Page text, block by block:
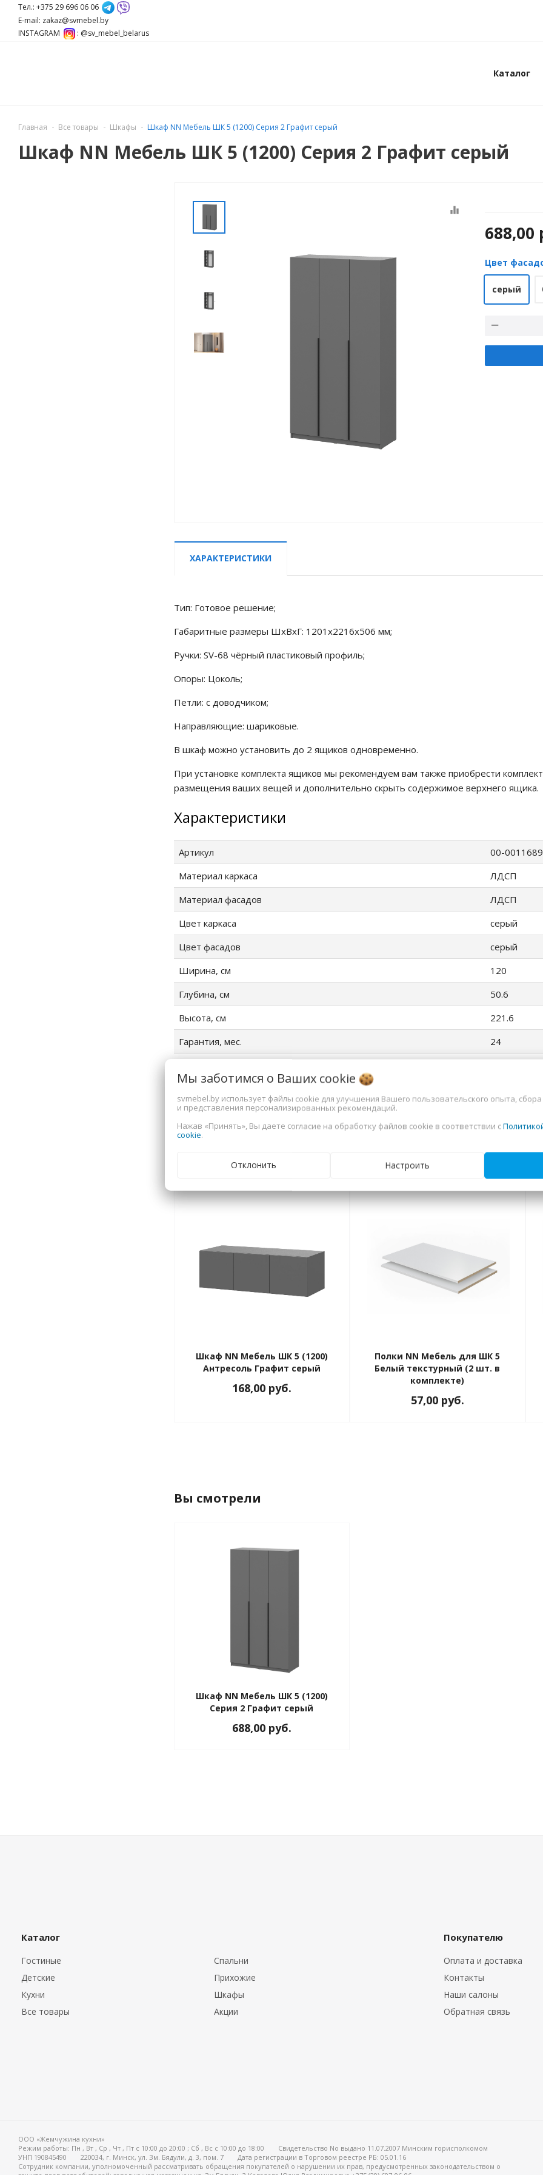
Тел.: +375 29 696 06 06
E-mail: zakaz@svmebel.by
INSTAGRAM
: @sv_mebel_belarus
Каталог
Главная Все товары Шкафы Шкаф NN Мебель ШК 5 (1200) Серия 2 Графит серый
Шкаф NN Мебель ШК 5 (1200) Серия 2 Графит серый
equalizer
688,00
Цвет
серый
ХАРАКТЕРИСТИКИ
Тип: Готовое решение;
Габаритные размеры ШхВхГ: 1201х2216х506 мм;
Ручки: SV-68 чёрный пластиковый профиль;
Опоры: Цоколь;
Петли: с доводчиком;
Направляющие: шариковые.
В шкаф можно установить до 2 ящиков одновременно.
При установке комплекта ящиков мы рекомендуем вам также приобрести
размещения ваших вещей и дополнительно скрыть содержимое верхнего ящика.
Характеристики
Артикул
00-
Материал каркаса
ЛДСП
Материал фасадов
ЛДСП
Цвет каркаса
серый
Цвет фасадов
серый
Ширина, см
120
Глубина, см
50.6
Высота, см
221.6
Гарантия, мес.
24
Сопутствующие товары
Шкаф NN Мебель ШК 5 (1200)
Антресоль Графит серый
168,00 руб.
Полки NN Мебель для ШК 5
Белый текстурный (2 шт. в
комплекте)
57,00 руб.
Вы смотрели
Шкаф NN Мебель ШК 5 (1200)
Серия 2 Графит серый
688,00 руб.
Каталог
Гостиные
Спальни
Детские
Прихожие
Кухни
Шкафы
Все товары
Акции
Покупателю
Оплата и доставка
Контакты
Наши салоны
Обратная связь
ООО «Жемчужина кухни»
Режим работы: Пн , Вт , Ср , Чт , Пт c 10:00 до 20:00 ; Сб , Вс c 10:00 до 18:00
Свидетельство No выдано 11.07.2007 Минским горисполкомом
УНП 190845490
220034, г. Минск, ул. Зм. Бядули, д. 3, пом. 7
Дата регистрации в Торговом реестре РБ: 05.01.16
Сотрудник компании, уполномоченный рассматривать обращения покупателей о нарушении их прав, предусмотренных законодательством о
Мы заботимся о Ваших cookie
svmebel.by использует файлы cookie для улучшения Вашего пользовательского опыта, сбора
и представления персонализированных рекомендаций.
Нажав «Принять», Вы даете согласие на обработку файлов cookie в соответствии с
cookie.
Отклонить Настроить